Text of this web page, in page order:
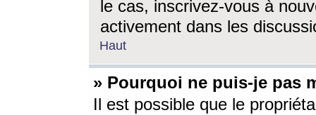
le cas, inscrivez-vous à
activement dans les
Haut
» Pourquoi ne puis-je pas
Il est possible que le